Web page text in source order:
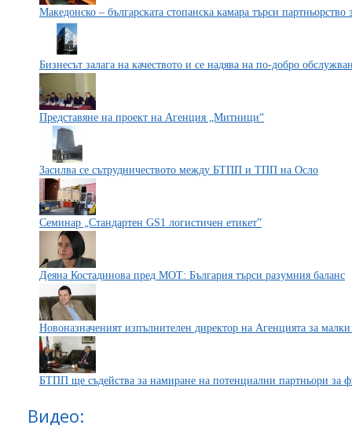
Македонско – българската стопанска камара търси
Бизнесът залага на качеството и се надява на по-добро
Представяне на проект на Агенция „Митници“
Засилва се сътрудничеството между БТПП и ТПП на Осло
Семинар „Стандартен GS1 логистичен етикет”
Деяна Костадинова пред МОТ: България търси разумния баланс
Новоназначеният изпълнителен директор на Агенцията за
БТПП ще съдейства за намиране на потенциални партньори за
Видео: